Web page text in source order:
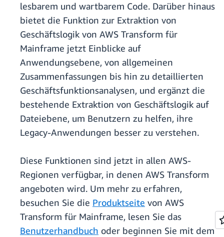
lesbarem und wartbarem Code. Darüber hinaus
bietet die Funktion zur Extraktion von
Geschäftslogik von AWS Transform für
Mainframe jetzt Einblicke auf
Anwendungsebene, von allgemeinen
Zusammenfassungen bis hin zu detaillierten
Geschäftsfunktionsanalysen, und ergänzt die
bestehende Extraktion von Geschäftslogik auf
Dateiebene, um Benutzern zu helfen, ihre
Legacy-Anwendungen besser zu verstehen.
Diese Funktionen sind jetzt in allen AWS-
Regionen verfügbar, in denen AWS Transform
angeboten wird. Um mehr zu erfahren,
besuchen Sie die Produktseite von AWS
Transform für Mainframe, lesen Sie das
Benutzerhandbuch oder beginnen Sie mit dem